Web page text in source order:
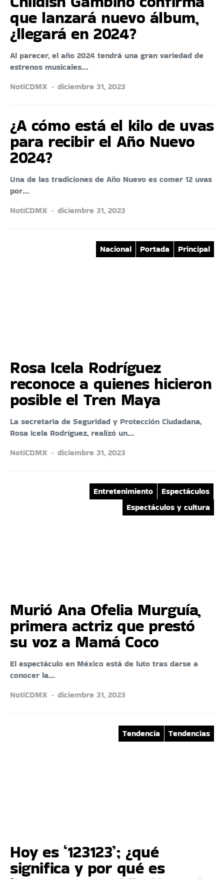
que lanzará nuevo álbum,
¿llegará en 2024?
Al parecer, el año 2024 tendrá una gran variedad de
estrenos musicales…
NotiCDMX
diciembre 31, 2023
¿A cómo está el kilo de uvas
para recibir el Año Nuevo
2024?
Una de las tradiciones de Año Nuevo es comer 12 uvas
por…
NotiCDMX
diciembre 31, 2023
Nacional Portada Principal
Rosa Icela Rodríguez
reconoce a quienes hicieron
posible el Tren Maya
La secretaria de Seguridad y Protección Ciudadana,
Rosa Icela Rodríguez, realizó un…
NotiCDMX
diciembre 31, 2023
Entretenimiento
Espectáculos
Espectáculos y cultura
Murió Ana Ofelia Murguía,
primera actriz que prestó
su voz a Mamá Coco
El espectáculo en México está de luto tras darse a
conocer la…
NotiCDMX
diciembre 31, 2023
Tendencia Tendencias
Hoy es ‘123123’; ¿qué
significa y por qué es